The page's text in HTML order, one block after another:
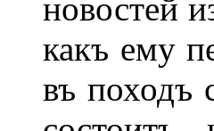
новостей
какъ ему
въ походъ